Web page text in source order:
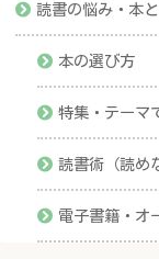
読書の悩み・本
本の選び方
特集・テーマ
読書術（読め
電子書籍・オ